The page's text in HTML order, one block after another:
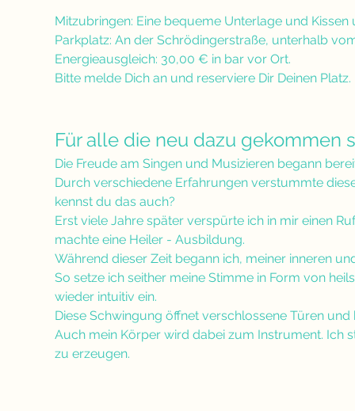
Mitzubringen: Eine bequeme Unterlage und
Parkplatz: An der Schrödingerstraße, unterhalb
Energieausgleich: 30,00 € in bar vor Ort.
Bitte melde Dich an und reserviere Dir Deinen
Für alle die neu dazu gekommen
Die Freude am Singen und Musizieren begann
Durch verschiedene Erfahrungen verstummte
kennst du das auch?
Erst viele Jahre später verspürte ich in mir einen
machte eine Heiler - Ausbildung.
Während dieser Zeit begann ich, meiner inneren
So setze ich seither meine Stimme in Form von
wieder intuitiv ein.
Diese Schwingung öffnet verschlossene Türen
Auch mein Körper wird dabei zum Instrument. Ich
zu erzeugen.